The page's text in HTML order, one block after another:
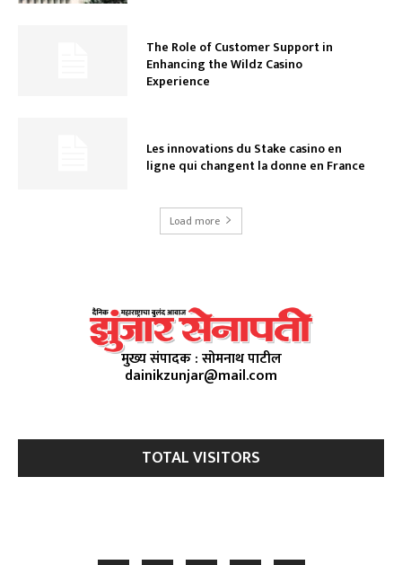
The Role of Customer Support in
Enhancing the Wildz Casino
Experience
Les innovations du Stake casino en
ligne qui changent la donne en France
Load more
मुख्य संपादक : सोमनाथ पाटील
dainikzunjar@mail.com
TOTAL VISITORS